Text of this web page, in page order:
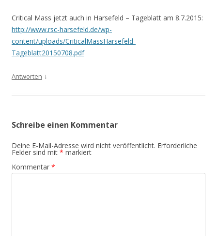
Critical Mass jetzt auch in Harsefeld – Tageblatt am 8.7.2015:
http://www.rsc-harsefeld.de/wp-
content/uploads/CriticalMassHarsefeld-
Tageblatt20150708.pdf
Antworten ↓
Schreibe einen Kommentar
Deine E-Mail-Adresse wird nicht veröffentlicht. Erforderliche
Felder sind mit * markiert
Kommentar *